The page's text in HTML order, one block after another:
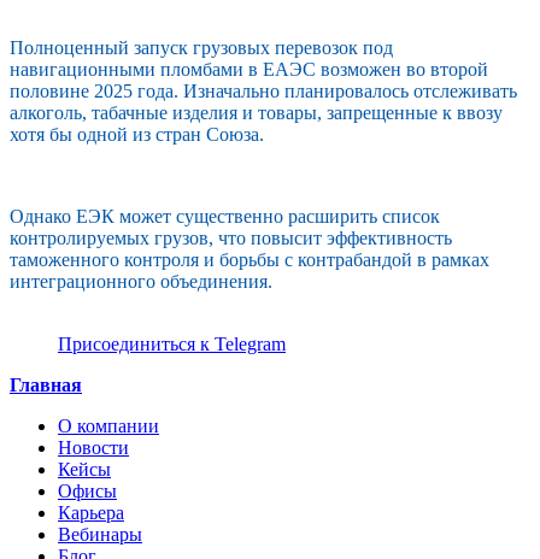
Полноценный запуск грузовых перевозок под
навигационными пломбами в ЕАЭС возможен во второй
половине 2025 года. Изначально планировалось отслеживать
алкоголь, табачные изделия и товары, запрещенные к ввозу
хотя бы одной из стран Союза.
Однако ЕЭК может существенно расширить список
контролируемых грузов, что повысит эффективность
таможенного контроля и борьбы с контрабандой в рамках
интеграционного объединения.
Присоединиться к Telegram
Главная
О компании
Новости
Кейсы
Офисы
Карьера
Вебинары